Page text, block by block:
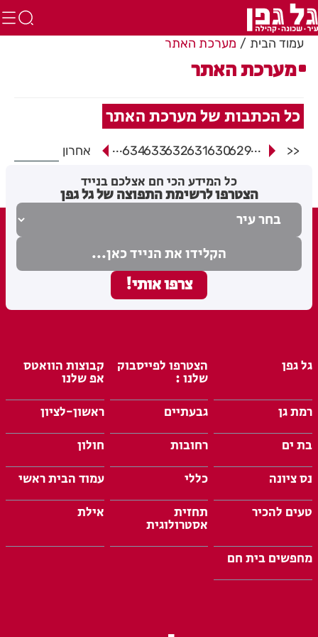
עמוד הבית מערכת האתר
מערכת האתר
כל הכתבות של מערכת האתר
<<
...
629
630
631
632
633
634
... אחרון
כל המידע הכי חם אצלכם בנייד
הצטרפו לרשימת התפוצה של גל גפן
גל גפן הצטרפו לפייסבוק
שלנו :
קבוצות הוואטס
אפ שלנו
רמת גן
גבעתיים
ראשון-לציון
בת ים
רחובות
חולון
נס ציונה
כללי
עמוד הבית ראשי
טעים להכיר
תחזית
אסטרולוגית
אילת
מחפשים בית חם